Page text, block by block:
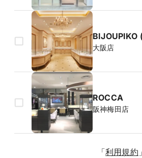
BIJOUPIKO
大阪店
ROCCA
阪神梅田店
「利用規約 」